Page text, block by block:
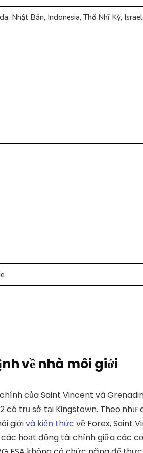
Nhật Bản, Indonesia, Thổ Nhĩ Kỳ,
về nhà môi giới
của Saint Vincent và
có trụ sở tại Kingstown. Theo như
giớivà kiến thức về Forex, Saint
hoạt động tài chính giữa các